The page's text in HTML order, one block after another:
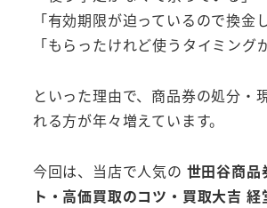
「有効期限が迫っているので換金
「もらったけれど使うタイミング
といった理由で、商品券の処分・
れる方が年々増えています。
今回は、当店で人気の 世田谷商品
ト・高価買取のコツ・買取大吉